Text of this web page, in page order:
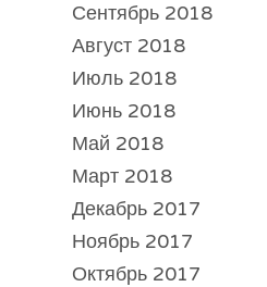
Сентябрь 2018
Август 2018
Июль 2018
Июнь 2018
Май 2018
Март 2018
Декабрь 2017
Ноябрь 2017
Октябрь 2017